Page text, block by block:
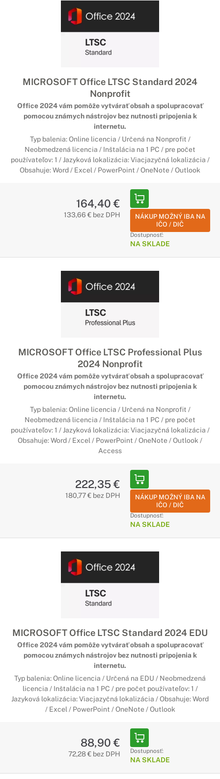
MICROSOFT Office LTSC Standard 2024
Nonprofit
Office 2024 vám pomôže vytvárať obsah a spolupracovať
pomocou známych nástrojov bez nutnosti pripojenia k
internetu.
Typ balenia: Online licencia / Určená na Nonprofit /
Neobmedzená licencia / Inštalácia na 1 PC / pre počet
používateľov: 1 / Jazyková lokalizácia: Viacjazyčná lokalizácia /
Obsahuje: Word / Excel / PowerPoint / OneNote / Outlook
164,40 €
133,66 € bez DPH
NÁKUP MOŽNÝ IBA NA
IČO / DIČ
Dostupnosť:
NA SKLADE
MICROSOFT Office LTSC Professional Plus
2024 Nonprofit
Office 2024 vám pomôže vytvárať obsah a spolupracovať
pomocou známych nástrojov bez nutnosti pripojenia k
internetu.
Typ balenia: Online licencia / Určená na Nonprofit /
Neobmedzená licencia / Inštalácia na 1 PC / pre počet
používateľov: 1 / Jazyková lokalizácia: Viacjazyčná lokalizácia /
Obsahuje: Word / Excel / PowerPoint / OneNote / Outlook /
Access
222,35 €
180,77 € bez DPH
NÁKUP MOŽNÝ IBA NA
IČO / DIČ
Dostupnosť:
NA SKLADE
MICROSOFT Office LTSC Standard 2024 EDU
Office 2024 vám pomôže vytvárať obsah a spolupracovať
pomocou známych nástrojov bez nutnosti pripojenia k
internetu.
Typ balenia: Online licencia / Určená na EDU / Neobmedzená
licencia / Inštalácia na 1 PC / pre počet používateľov: 1 /
Jazyková lokalizácia: Viacjazyčná lokalizácia / Obsahuje: Word
/ Excel / PowerPoint / OneNote / Outlook
88,90 €
72,28 € bez DPH Dostupnosť:
NA SKLADE